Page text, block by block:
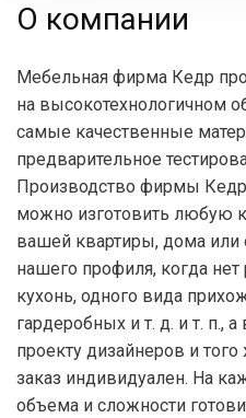
О компании
Мебельная фирма Кедр
на высокотехнологичном
самые качественные
предварительное
Производство фирмы Кедр
можно изготовить любую
вашей квартиры, дома или
нашего профиля, когда
кухонь, одного вида
гардеробных и т. д. и т. п.,
проекту дизайнеров и
заказ индивидуален. На
объема и сложности